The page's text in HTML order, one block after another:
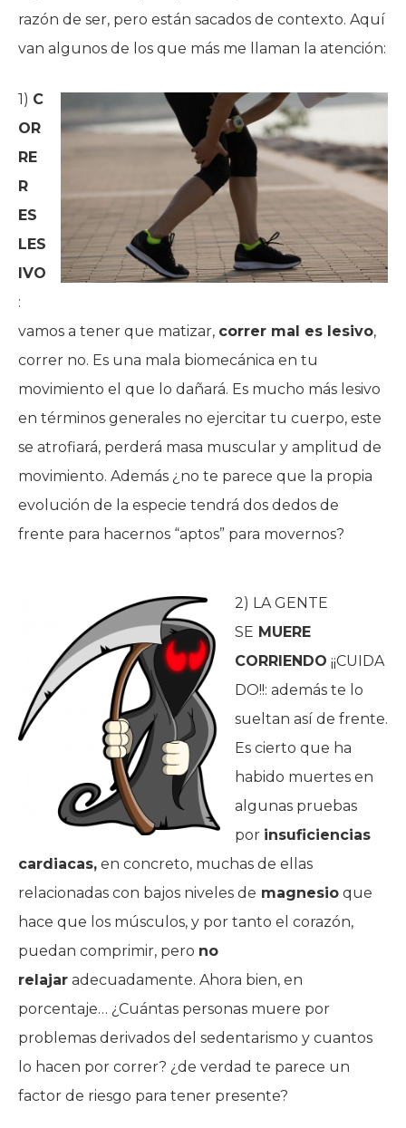
razón de ser, pero están sacados de contexto. Aquí
van algunos de los que más me llaman la atención:
1) C
OR
RE
R
ES
LES
IVO
:
vamos a tener que matizar, correr mal es lesivo,
correr no. Es una mala biomecánica en tu
movimiento el que lo dañará. Es mucho más lesivo
en términos generales no ejercitar tu cuerpo, este
se atrofiará, perderá masa muscular y amplitud de
movimiento. Además ¿no te parece que la propia
evolución de la especie tendrá dos dedos de
frente para hacernos “aptos” para movernos?
2) LA GENTE
SE MUERE
CORRIENDO ¡¡CUIDA
DO!!: además te lo
sueltan así de frente.
Es cierto que ha
habido muertes en
algunas pruebas
por insuficiencias
cardiacas, en concreto, muchas de ellas
relacionadas con bajos niveles de magnesio que
hace que los músculos, y por tanto el corazón,
puedan comprimir, pero no
relajar adecuadamente. Ahora bien, en
porcentaje… ¿Cuántas personas muere por
problemas derivados del sedentarismo y cuantos
lo hacen por correr? ¿de verdad te parece un
factor de riesgo para tener presente?